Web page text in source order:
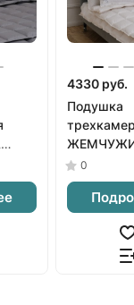
4330 руб.
Подушка
белая
0